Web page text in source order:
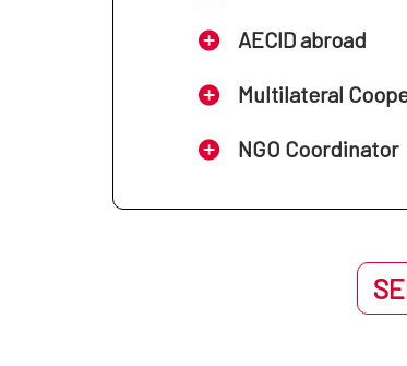
AECID abroad
Multilateral
NGO Coordinator